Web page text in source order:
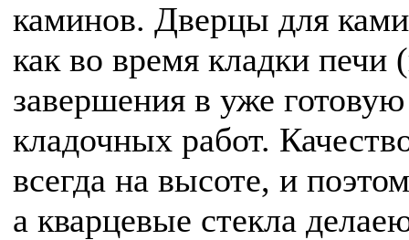
каминов. Дверцы для
как во время кладки печи
завершения в уже
кладочных работ.
всегда на высоте, и
а кварцевые стекла